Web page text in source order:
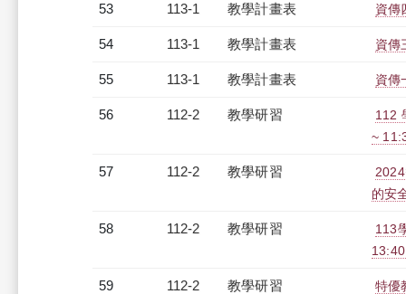
53 113-1 教學計畫表 資傳
54 113-1 教學計畫表 資傳
55 113-1 教學計畫表 資傳
56 112-2 教學研習
112
~
57 112-2 教學研習
的安
58 112-2 教學研習
113
59 112-2 教學研習
特優